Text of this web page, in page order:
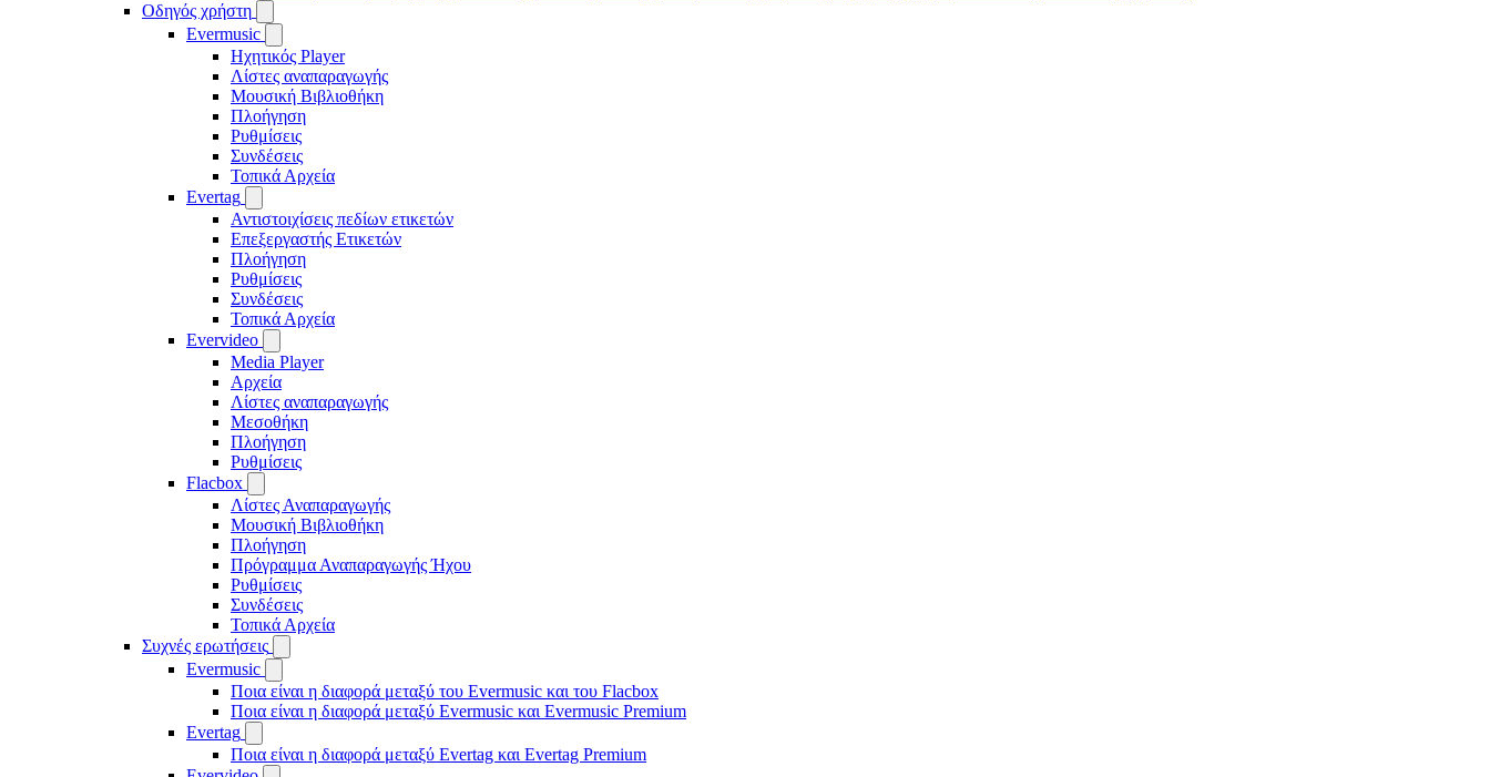
Οδηγός χρήστη
Evermusic
Ηχητικός Player
Λίστες αναπαραγωγής
Μουσική Βιβλιοθήκη
Πλοήγηση
Ρυθμίσεις
Συνδέσεις
Τοπικά Αρχεία
Evertag
Αντιστοιχίσεις πεδίων ετικετών
Επεξεργαστής Ετικετών
Πλοήγηση
Ρυθμίσεις
Συνδέσεις
Τοπικά Αρχεία
Evervideo
Media Player
Αρχεία
Λίστες αναπαραγωγής
Μεσοθήκη
Πλοήγηση
Ρυθμίσεις
Flacbox
Λίστες Αναπαραγωγής
Μουσική Βιβλιοθήκη
Πλοήγηση
Πρόγραμμα Αναπαραγωγής Ήχου
Ρυθμίσεις
Συνδέσεις
Τοπικά Αρχεία
Συχνές ερωτήσεις
Evermusic
Ποια είναι η διαφορά μεταξύ του Evermusic και του Flacbox
Ποια είναι η διαφορά μεταξύ Evermusic και Evermusic Premium
Evertag
Ποια είναι η διαφορά μεταξύ Evertag και Evertag Premium